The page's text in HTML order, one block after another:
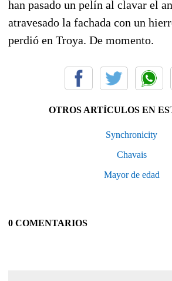
han pasado un pelín al clavar el
atravesado la fachada con un
perdió en Troya. De momento.
OTROS ARTÍCULOS EN
Synchronicity
Chavais
Mayor de edad
0 COMENTARIOS